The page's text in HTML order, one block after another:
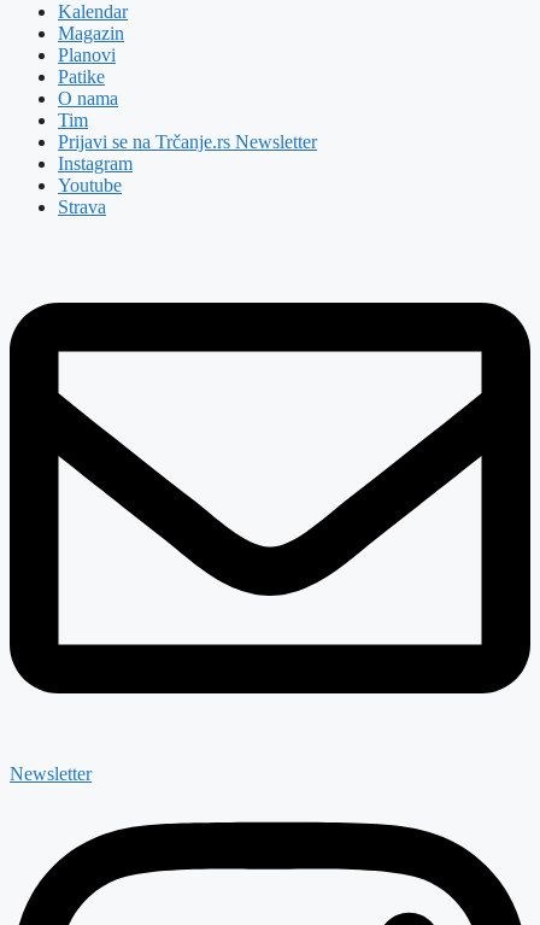
Kalendar
Magazin
Planovi
Patike
O nama
Tim
Prijavi se na Trčanje.rs Newsletter
Instagram
Youtube
Strava
Newsletter